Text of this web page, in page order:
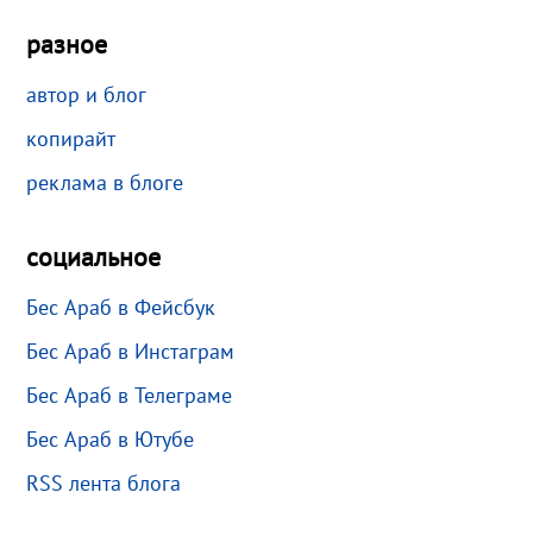
разное
автор и блог
копирайт
реклама в блоге
социальное
Бес Араб в Фейсбук
Бес Араб в Инстаграм
Бес Араб в Телеграме
Бес Араб в Ютубе
RSS лента блога